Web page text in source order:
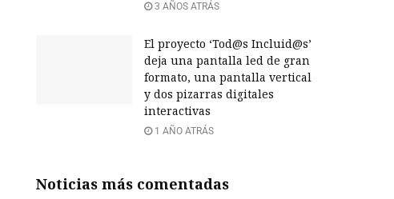
3 AÑOS ATRÁS
El proyecto ‘Tod@s Incluid@s’
deja una pantalla led de gran
formato, una pantalla vertical
y dos pizarras digitales
interactivas
1 AÑO ATRÁS
Noticias más comentadas